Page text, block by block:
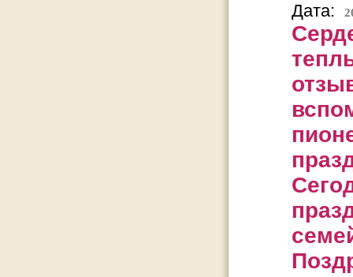
Дата: